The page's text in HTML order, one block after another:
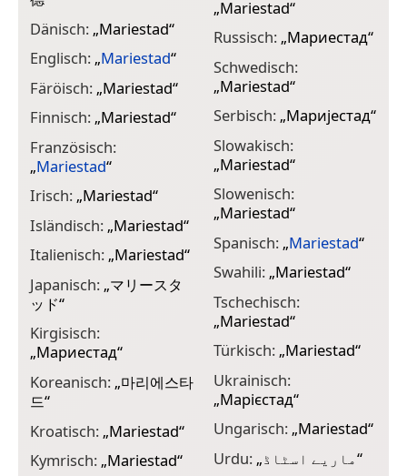
Dänisch: „Mariestad“
Englisch: „Mariestad“
Färöisch: „Mariestad“
Finnisch: „Mariestad“
Französisch:
„Mariestad“
Irisch: „Mariestad“
Isländisch: „Mariestad“
Italienisch: „Mariestad“
Japanisch: „マリースタ
ッド“
Kirgisisch:
„Мариестад“
Koreanisch: „마리에스타
드“
Kroatisch: „Mariestad“
Kymrisch: „Mariestad“
„Mariestad“
Russisch: „Мариестад“
Schwedisch:
„Mariestad“
Serbisch: „Маријестад“
Slowakisch:
„Mariestad“
Slowenisch:
„Mariestad“
Spanisch: „Mariestad“
Swahili: „Mariestad“
Tschechisch:
„Mariestad“
Türkisch: „Mariestad“
Ukrainisch:
„Марієстад“
Ungarisch: „Mariestad“
Urdu: „ماریے اسٹاڈ“